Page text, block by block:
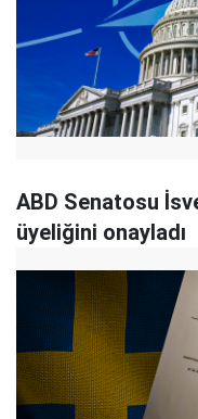
ABD Senatosu
üyeliğini onayladı